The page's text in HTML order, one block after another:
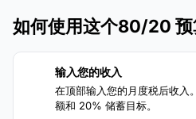
如何使用这个80/20 预
输入您的收入
在顶部输入您的月度税后收入
额和 20% 储蓄目标。